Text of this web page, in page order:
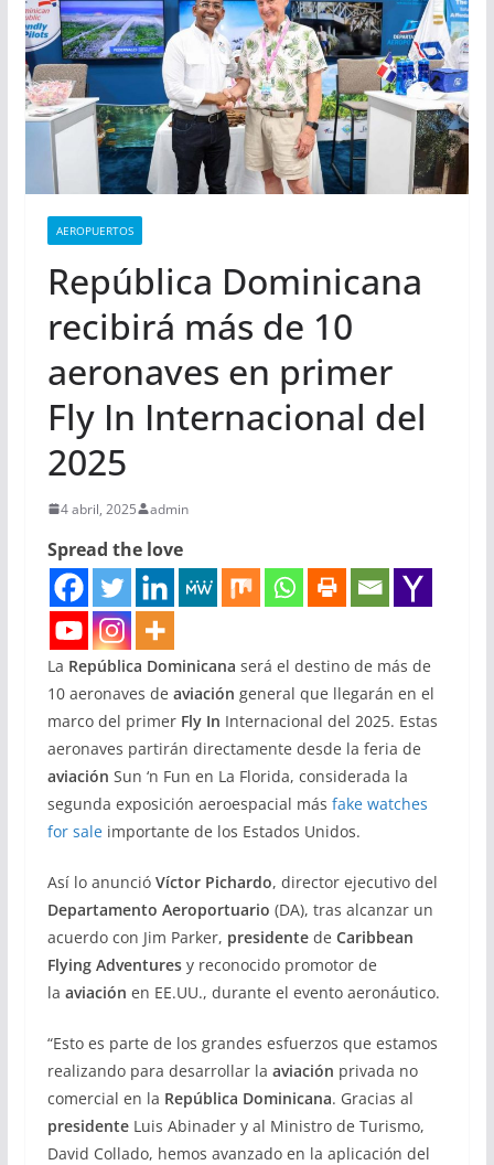
AEROPUERTOS
República Dominicana
recibirá más de 10
aeronaves en primer
Fly In Internacional del
2025
4 abril, 2025 admin
Spread the love
La República Dominicana será el destino de más de
10 aeronaves de aviación general que llegarán en el
marco del primer Fly In Internacional del 2025. Estas
aeronaves partirán directamente desde la feria de
aviación Sun ‘n Fun en La Florida, considerada la
segunda exposición aeroespacial más fake watches
for saleimportante de los Estados Unidos.
Así lo anunció Víctor Pichardo, director ejecutivo del
Departamento Aeroportuario (DA), tras alcanzar un
acuerdo con Jim Parker, presidentede Caribbean
Flying Adventuresy reconocido promotor de
la aviación en EE.UU., durante el evento aeronáutico.
“Esto es parte de los grandes esfuerzos que estamos
realizando para desarrollar la aviación privada no
comercial en la República Dominicana. Gracias al
presidenteLuis Abinader y al Ministro de Turismo,
David Collado, hemos avanzado en la aplicación del